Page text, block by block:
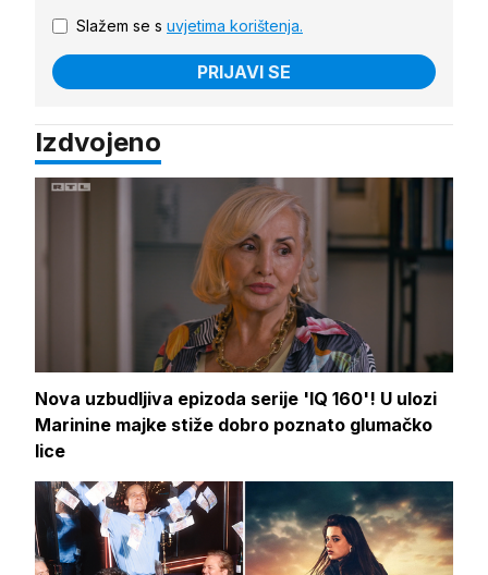
Slažem se s uvjetima korištenja.
PRIJAVI SE
Izdvojeno
Nova uzbudljiva epizoda serije 'IQ 160'! U ulozi
Marinine majke stiže dobro poznato glumačko
lice